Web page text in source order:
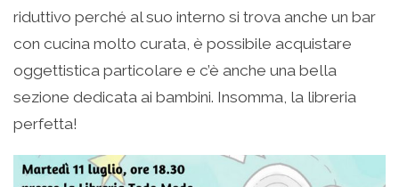
riduttivo perché al suo interno si trova anche un bar
con cucina molto curata, è possibile acquistare
oggettistica particolare e c’è anche una bella
sezione dedicata ai bambini. Insomma, la libreria
perfetta!